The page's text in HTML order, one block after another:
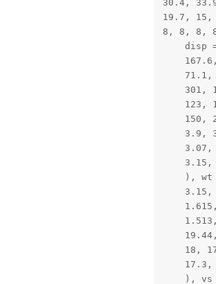
30.4,
19.7,
8, 8, 8,
disp
71.1,
301,
123,
150,
3.9,
3.07,
3.15,
), wt
3.15,
18,
17.3,
), vs